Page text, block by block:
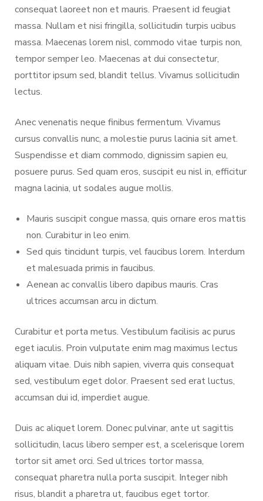
consequat laoreet non et mauris. Praesent id feugiat
massa. Nullam et nisi fringilla, sollicitudin turpis ucibus
massa. Maecenas lorem nisl, commodo vitae turpis non,
tempor semper leo. Maecenas at dui consectetur,
porttitor ipsum sed, blandit tellus. Vivamus sollicitudin
lectus.
Anec venenatis neque finibus fermentum. Vivamus
cursus convallis nunc, a molestie purus lacinia sit amet.
Suspendisse et diam commodo, dignissim sapien eu,
posuere purus. Sed quam eros, suscipit eu nisl in, efficitur
magna lacinia, ut sodales augue mollis.
Mauris suscipit congue massa, quis ornare eros mattis
non. Curabitur in leo enim.
Sed quis tincidunt turpis, vel faucibus lorem. Interdum
et malesuada primis in faucibus.
Aenean ac convallis libero dapibus mauris. Cras
ultrices accumsan arcu in dictum.
Curabitur et porta metus. Vestibulum facilisis ac purus
eget iaculis. Proin vulputate enim mag maximus lectus
aliquam vitae. Duis nibh sapien, viverra quis consequat
sed, vestibulum eget dolor. Praesent sed erat luctus,
accumsan dui id, imperdiet augue.
Duis ac aliquet lorem. Donec pulvinar, ante ut sagittis
sollicitudin, lacus libero semper est, a scelerisque lorem
tortor sit amet orci. Sed ultrices tortor massa,
consequat pharetra nulla porta suscipit. Integer nibh
risus, blandit a pharetra ut, faucibus eget tortor.